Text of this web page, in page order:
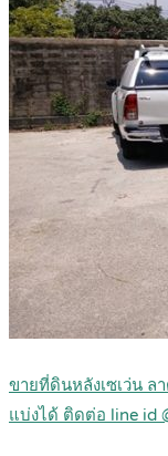
ขายที่ดินหลังเซเว่น ล
แบ่งได้ ติดต่อ line id